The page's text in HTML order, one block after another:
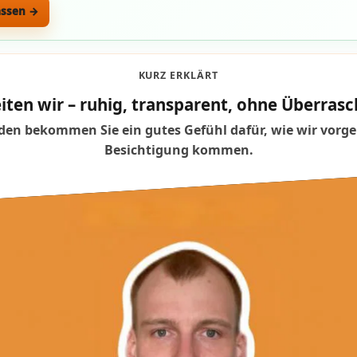
→
KURZ ERKLÄRT
wir – ruhig, transparent, ohne
bekommen Sie ein gutes Gefühl dafür, wie wir
Besichtigung kommen.